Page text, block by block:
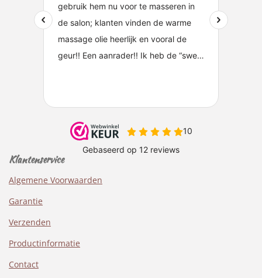
Klantenservice
Algemene Voorwaarden
Garantie
Verzenden
Productinformatie
Contact